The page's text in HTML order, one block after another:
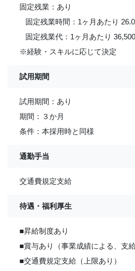
固定残業：あり
固定残業時間：1ヶ月あたり
固定残業代：1ヶ月あたり
※経験・スキルに応じて決定
試用期間
試用期間：あり
期間：３か月
条件：本採用時と同様
通勤手当
交通費規定支給
待遇・福利厚生
■昇給制度あり
■賞与あり（事業成績による、支給
■交通費規定支給（上限あり）